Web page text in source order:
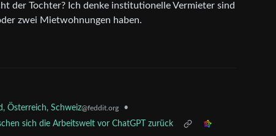
der Tochter? Ich denke institutionelle Vermieter sind
zwei Mietwohnungen haben.
Österreich, Schweiz@feddit.org
•
sich die Arbeitswelt vor ChatGPT zurück